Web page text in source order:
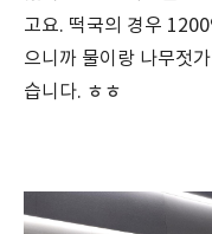
고요. 떡국의 경우
으니까 물이랑 나무젓
습니다. ㅎㅎ